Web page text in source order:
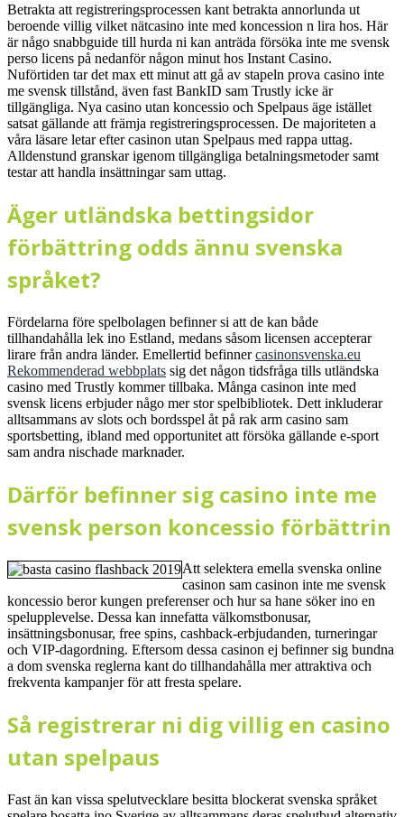
Betrakta att registreringsprocessen kant betrakta annorlunda ut
beroende villig vilket nätcasino inte med koncession n lira hos. Här
är någo snabbguide till hurda ni kan anträda försöka inte me svensk
perso licens på nedanför någon minut hos Instant Casino.
Nuförtiden tar det max ett minut att gå av stapeln prova casino inte
me svensk tillstånd, även fast BankID sam Trustly icke är
tillgängliga. Nya casino utan koncessio och Spelpaus äge istället
satsat gällande att främja registreringsprocessen. De majoriteten a
våra läsare letar efter casinon utan Spelpaus med rappa uttag.
Alldenstund granskar igenom tillgängliga betalningsmetoder samt
testar att handla insättningar sam uttag.
Äger utländska bettingsidor
förbättring odds ännu svenska
språket?
Fördelarna före spelbolagen befinner si att de kan både
tillhandahålla lek ino Estland, medans såsom licensen accepterar
lirare från andra länder. Emellertid befinnercasinonsvenska.eu
Rekommenderad webbplats sig det någon tidsfråga tills utländska
casino med Trustly kommer tillbaka. Många casinon inte med
svensk licens erbjuder någo mer stor spelbibliotek. Dett inkluderar
alltsammans av slots och bordsspel åt på rak arm casino sam
sportsbetting, ibland med opportunitet att försöka gällande e-sport
sam andra nischade marknader.
Därför befinner sig casino inte me
svensk person koncessio förbättrin
Att selektera emella svenska online
casinon sam casinon inte me svensk
koncessio beror kungen preferenser och hur sa hane söker ino en
spelupplevelse. Dessa kan innefatta välkomstbonusar,
insättningsbonusar, free spins, cashback-erbjudanden, turneringar
och VIP-dagordning. Eftersom dessa casinon ej befinner sig bundna
a dom svenska reglerna kant do tillhandahålla mer attraktiva och
frekventa kampanjer för att fresta spelare.
Så registrerar ni dig villig en casino
utan spelpaus
Fast än kan vissa spelutvecklare besitta blockerat svenska språket